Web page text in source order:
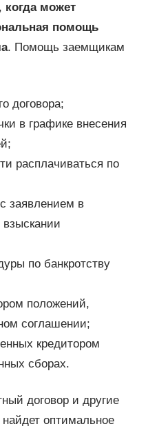
когда может
помощь
. Помощь заемщикам
договора;
в графике внесения
расплачиваться по
заявлением в
по банкротству
положений,
соглашении;
кредитором
сборах.
договор и другие
оптимальное